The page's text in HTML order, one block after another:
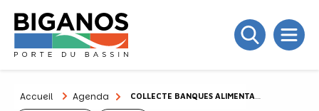
Accueil Agenda COLLECTE BANQUES ALIMENTAIRES